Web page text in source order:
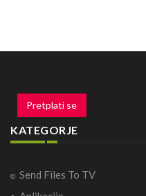
Pretplati se
KATEGORJE
Send Files To TV